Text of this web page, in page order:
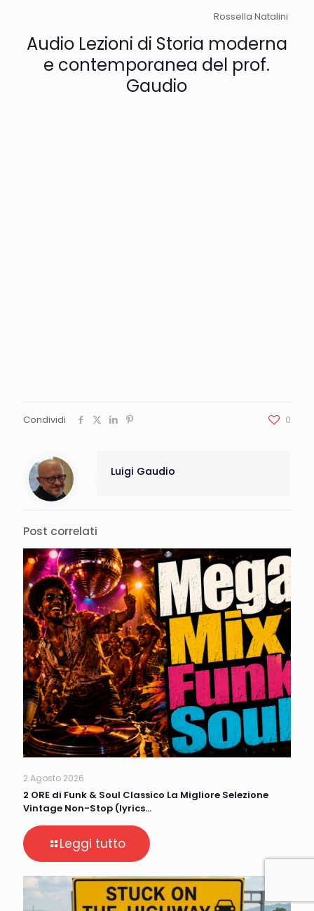
Rossella Natalini
Audio Lezioni di Storia moderna
e contemporanea del prof.
Gaudio
Condividi 0
Luigi Gaudio
Post correlati
2 Agosto 2026
2 ORE di Funk & Soul Classico La Migliore Selezione
Vintage Non-Stop (lyrics…
Leggi tutto